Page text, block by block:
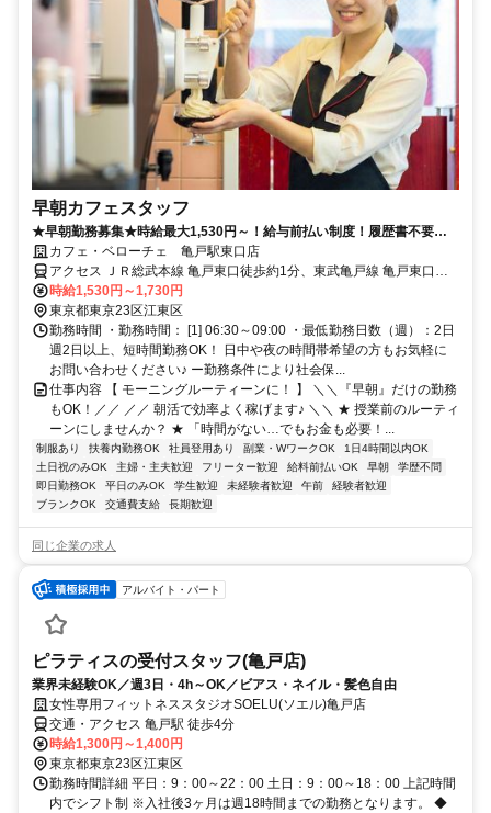
早朝カフェスタッフ
★早朝勤務募集★時給最大1,530円～！給与前払い制度！履歴書不要！
社割あり！カフェ勤務未経験歓迎！
カフェ・ベローチェ 亀戸駅東口店
アクセス ＪＲ総武本線 亀戸東口徒歩約1分、東武亀戸線 亀戸東口徒
歩約1分、東武亀戸線 亀戸水神徒歩約10分 亀戸駅 東口徒歩0分
時給1,530円～1,730円
東京都東京23区江東区
勤務時間 ・勤務時間： [1] 06:30～09:00 ・最低勤務日数（週）：2日
週2日以上、短時間勤務OK！ 日中や夜の時間帯希望の方もお気軽に
お問い合わせください♪ ー勤務条件により社会保...
仕事内容 【 モーニングルーティーンに！ 】 ＼＼『早朝』だけの勤務
もOK！／／ ／／ 朝活で効率よく稼げます♪ ＼＼ ★ 授業前のルーティ
ーンにしませんか？ ★ 「時間がない…でもお金も必要！...
制服あり 扶養内勤務OK 社員登用あり 副業・WワークOK
1日4時間以内OK
土日祝のみOK
主婦・主夫歓迎 フリーター歓迎 給料前払いOK 早朝
学歴不問
即日勤務OK
平日のみOK 学生歓迎 未経験者歓迎 午前
経験者歓迎
ブランクOK
交通費支給 長期歓迎
同じ企業の求人
アルバイト・パート
ピラティスの受付スタッフ(亀戸店)
業界未経験OK／週3日・4h～OK／ビアス・ネイル・髪色自由
女性専用フィットネススタジオSOELU(ソエル)亀戸店
交通・アクセス 亀戸駅 徒歩4分
時給1,300円～1,400円
東京都東京23区江東区
勤務時間詳細 平日：9：00～22：00 土日：9：00～18：00 上記時間
内でシフト制 ※入社後3ヶ月は週18時間までの勤務となります。 ◆